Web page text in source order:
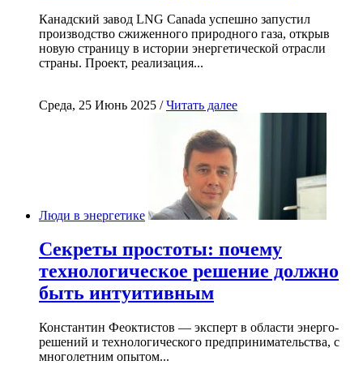
Канадский завод LNG Canada успешно запустил
производство сжиженного природного газа, открыв
новую страницу в истории энергетической отрасли
страны. Проект, реализация...
Среда, 25 Июнь 2025 /Читать далее
Люди в энергетике
Секреты простоты: почему
технологическое решение должно
быть интуитивным
Константин Феоктистов — эксперт в области энерго-
решений и технологического предпринимательства, с
многолетним опытом...